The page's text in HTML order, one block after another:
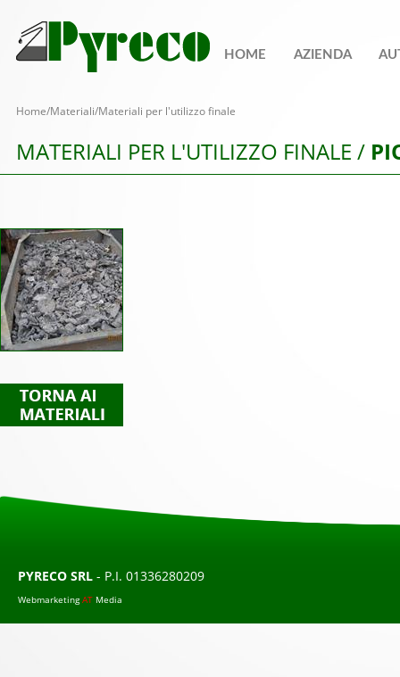
HOME AZIENDA
Home/Materiali/Materiali per l'utilizzo finale
MATERIALI PER L'UTILIZZO FINALE /
PYRECO SRL - P.I. 01336280209
WebmarketingAT Media